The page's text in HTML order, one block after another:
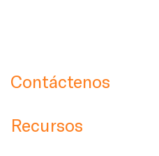
Contáctenos
Recursos